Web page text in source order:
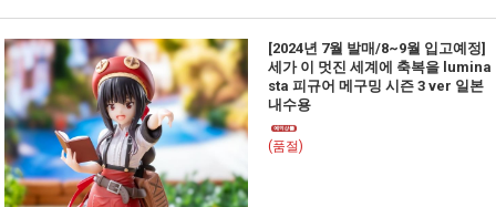
[2024년 7월 발매/8~9월 입고예정]
세가 이 멋진 세계에 축복을 lumina
sta 피규어 메구밍 시즌 3 ver 일본
내수용
(품절)